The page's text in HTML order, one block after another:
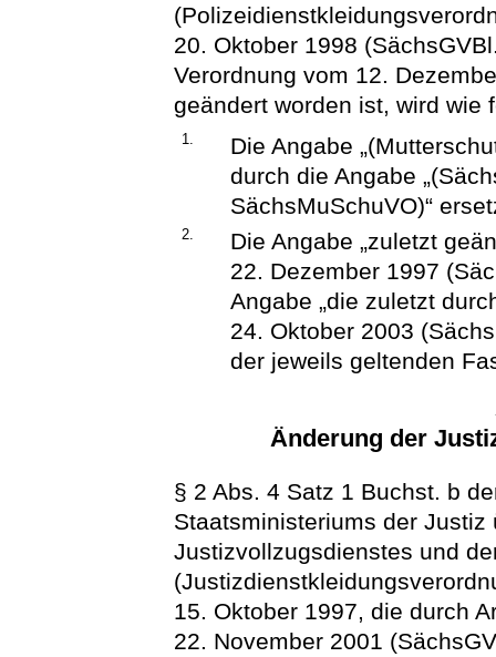
20. Oktober 1998
Verordnung vom 12.
geändert worden ist, wird wie
1.
Die Angabe
durch die Angabe
SächsMuSchuVO)“
2.
Die Angabe „zuletzt
22. Dezember 1997
Angabe „die zuletzt
24. Oktober 2003
der jeweils geltenden
Änderung der
§ 2 Abs. 4 Satz 1 Buchst. b
Staatsministeriums der
Justizvollzugsdienstes und
15. Oktober 1997, die durch
22. November 2001